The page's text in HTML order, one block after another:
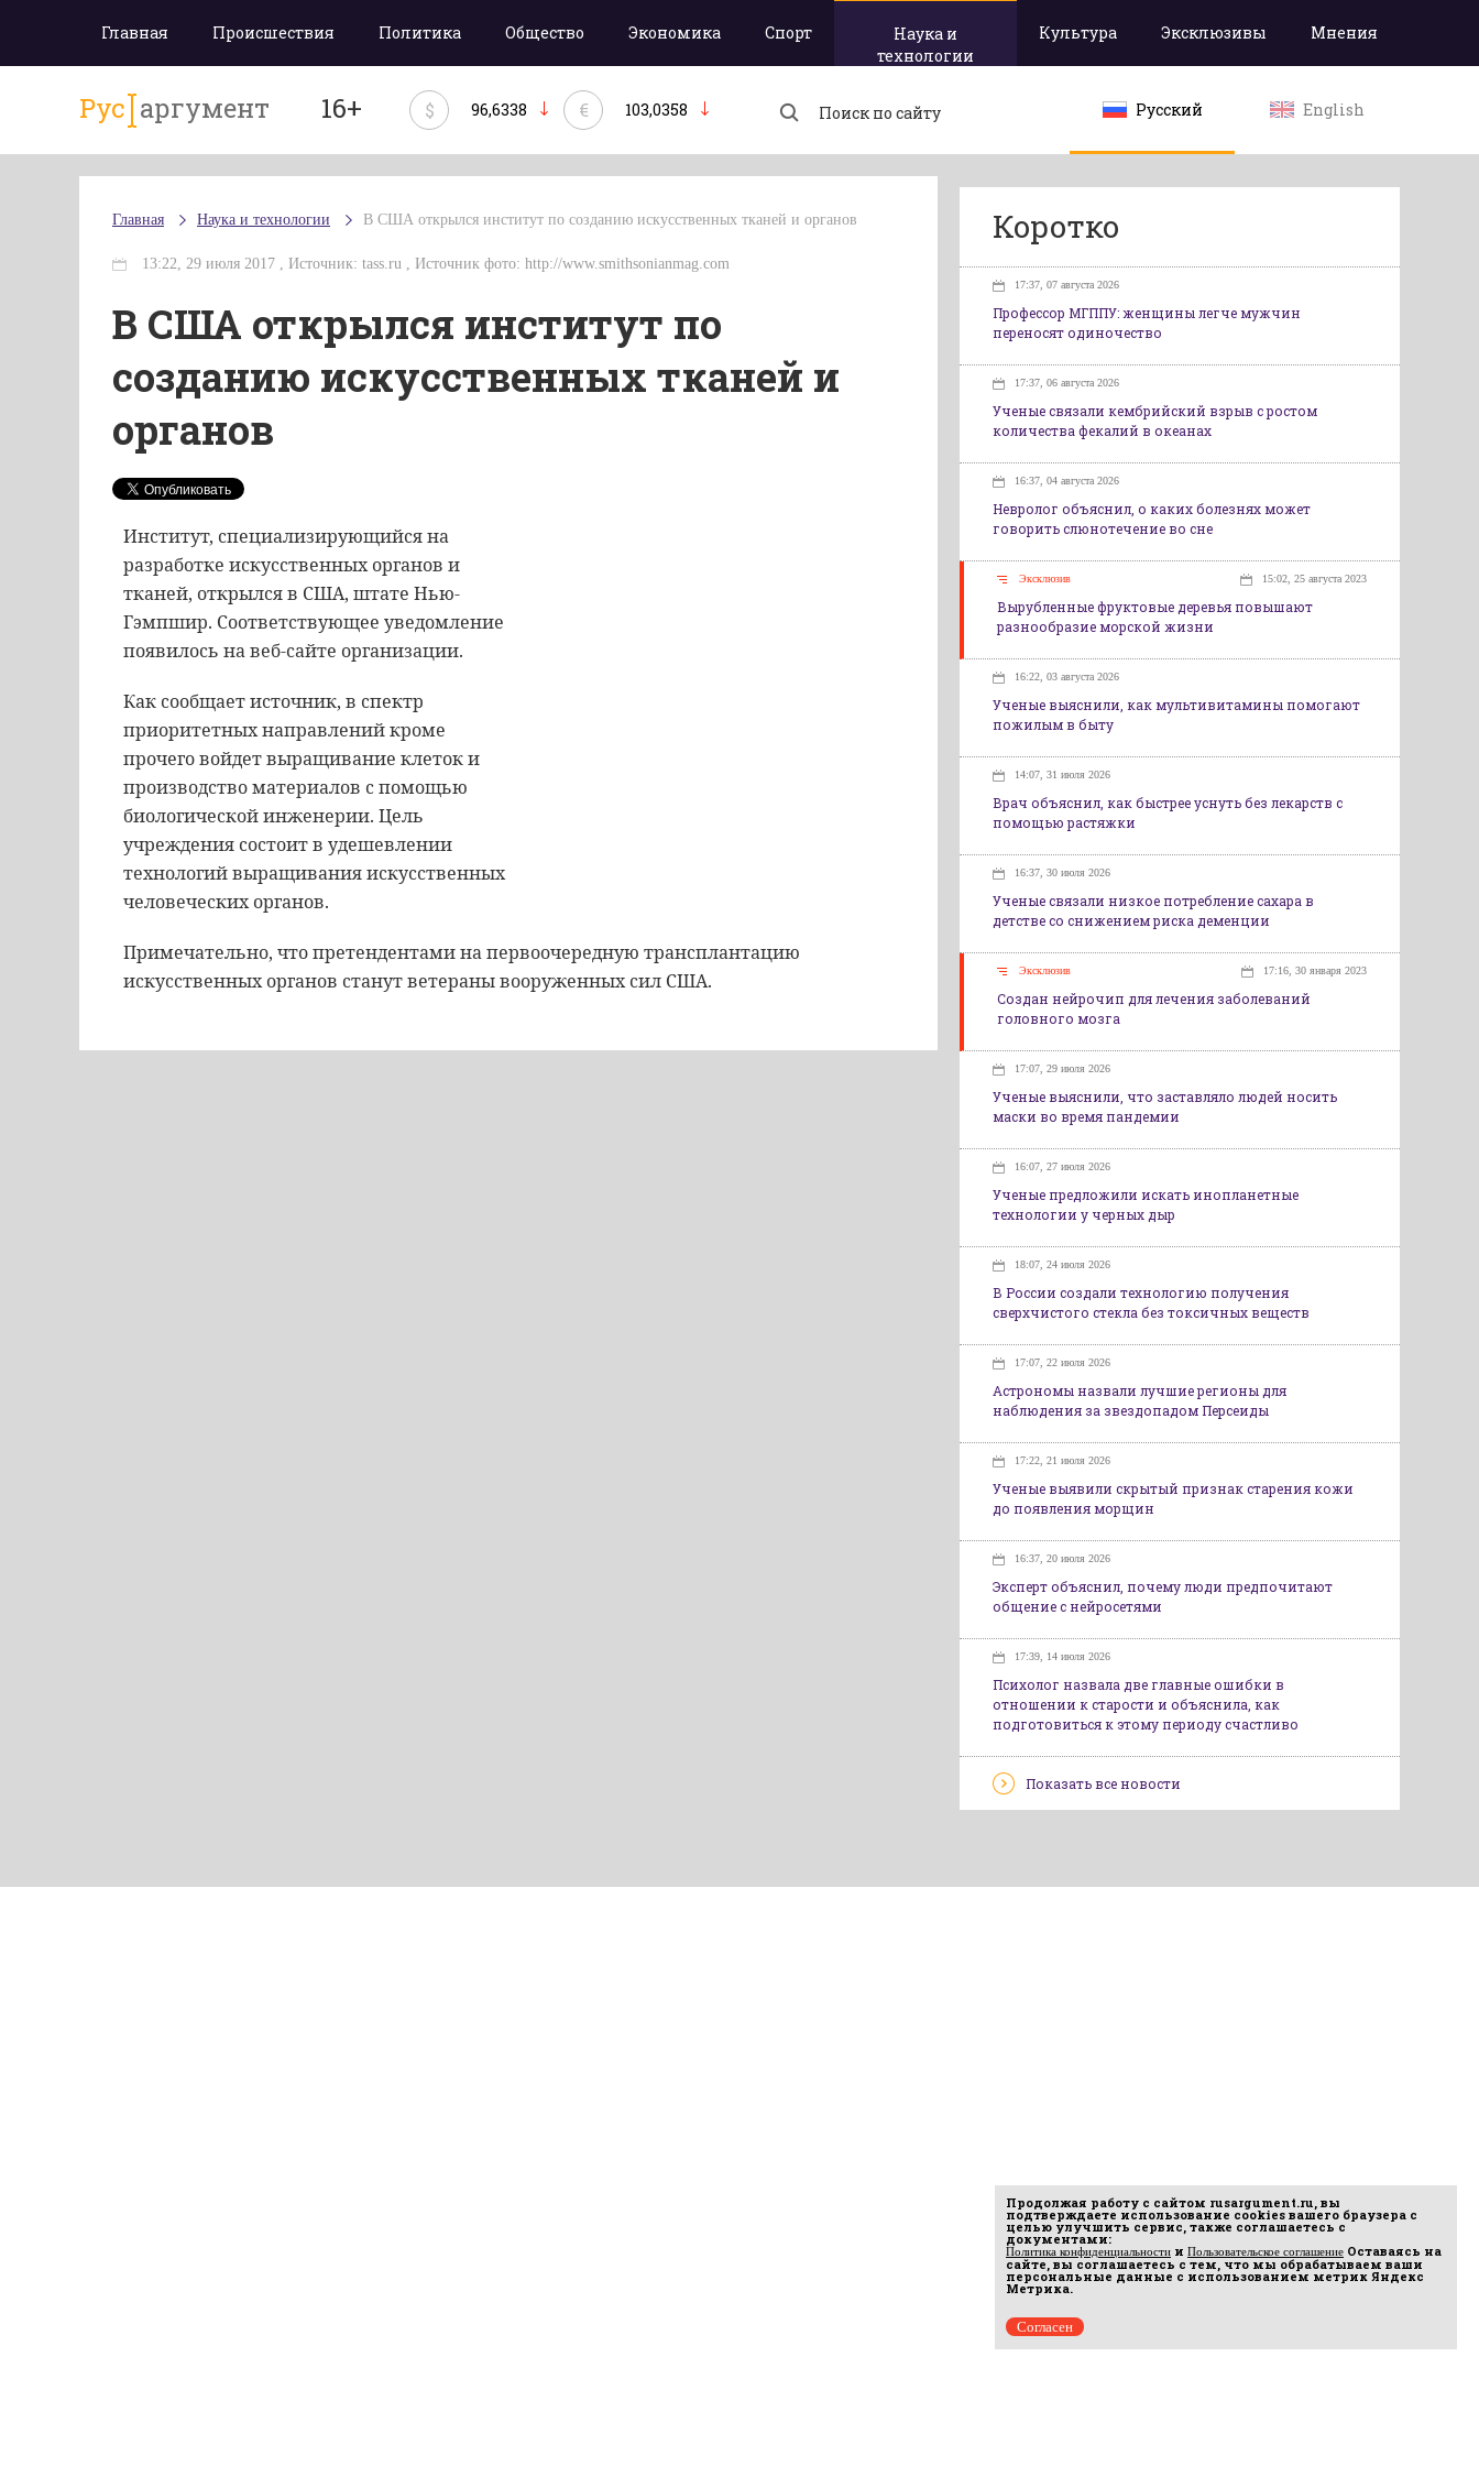
Главная Происшествия Политика Общество Экономика Спорт
Наука и
технологии
Культура Эксклюзивы Мнения
Рус аргумент 16+ $ 96,6338 € 103,0358 Русский English
Главная Наука и технологии В США открылся институт по созданию искусственных тканей и органов
13:22, 29 июля 2017 , Источник: tass.ru , Источник фото: http://www.smithsonianmag.com
В США открылся институт по
созданию искусственных тканей и
органов
Институт, специализирующийся на
разработке искусственных органов и
тканей, открылся в США, штате Нью-
Гэмпшир. Соответствующее уведомление
появилось на веб-сайте организации.
Как сообщает источник, в спектр
приоритетных направлений кроме
прочего войдет выращивание клеток и
производство материалов с помощью
биологической инженерии. Цель
учреждения состоит в удешевлении
технологий выращивания искусственных
человеческих органов.
Примечательно, что претендентами на первоочередную трансплантацию
искусственных органов станут ветераны вооруженных сил США.
Коротко
17:37, 07 августа 2026
Профессор МГППУ: женщины легче мужчин
переносят одиночество
17:37, 06 августа 2026
Ученые связали кембрийский взрыв с ростом
количества фекалий в океанах
16:37, 04 августа 2026
Невролог объяснил, о каких болезнях может
говорить слюнотечение во сне
Эксклюзив 15:02, 25 августа 2023
Вырубленные фруктовые деревья повышают
разнообразие морской жизни
16:22, 03 августа 2026
Ученые выяснили, как мультивитамины помогают
пожилым в быту
14:07, 31 июля 2026
Врач объяснил, как быстрее уснуть без лекарств с
помощью растяжки
16:37, 30 июля 2026
Ученые связали низкое потребление сахара в
детстве со снижением риска деменции
Эксклюзив 17:16, 30 января 2023
Создан нейрочип для лечения заболеваний
головного мозга
17:07, 29 июля 2026
Ученые выяснили, что заставляло людей носить
маски во время пандемии
16:07, 27 июля 2026
Ученые предложили искать инопланетные
технологии у черных дыр
18:07, 24 июля 2026
В России создали технологию получения
сверхчистого стекла без токсичных веществ
17:07, 22 июля 2026
Астрономы назвали лучшие регионы для
наблюдения за звездопадом Персеиды
17:22, 21 июля 2026
Ученые выявили скрытый признак старения кожи
до появления морщин
16:37, 20 июля 2026
Эксперт объяснил, почему люди предпочитают
общение с нейросетями
17:39, 14 июля 2026
Психолог назвала две главные ошибки в
отношении к старости и объяснила, как
подготовиться к этому периоду счастливо
Показать все новости
Продолжая работу с сайтом rusargument.ru, вы
подтверждаете использование cookies вашего браузера с
целью улучшить сервис, также соглашаетесь с
документами:
Политика конфиденциальности и Пользовательское соглашение Оставаясь на
сайте, вы соглашаетесь с тем, что мы обрабатываем ваши
персональные данные с использованием метрик Яндекс
Метрика.
Согласен